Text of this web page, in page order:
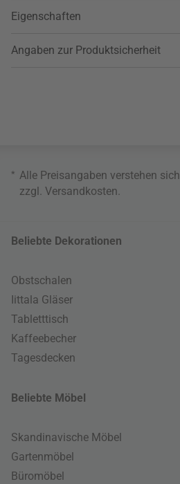
Eigenschaften
Angaben zur Produktsicherheit
* Alle Preisangaben verstehen
zzgl. Versandkosten
Beliebte Dekorationen
Obstschalen
Iittala Gläser
Tabletttisch
Kaffeebecher
Tagesdecken
Beliebte Möbel
Skandinavische Möbel
Gartenmöbel
Büromöbel